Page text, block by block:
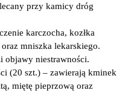
przy kamicy dróg
karczocha, kozłka
mniszka lekarskiego.
objawy niestrawności.
(20 szt.) – zawierają kminek
miętę pieprzową oraz